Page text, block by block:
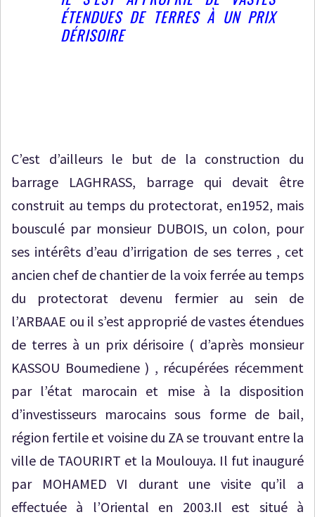
ÉTENDUES DE TERRES À UN PRIX
DÉRISOIRE
C’est d’ailleurs le but de la construction du
barrage LAGHRASS, barrage qui devait être
construit au temps du protectorat, en1952, mais
bousculé par monsieur DUBOIS, un colon, pour
ses intérêts d’eau d’irrigation de ses terres , cet
ancien chef de chantier de la voix ferrée au temps
du protectorat devenu fermier au sein de
l’ARBAAE ou il s’est approprié de vastes étendues
de terres à un prix dérisoire ( d’après monsieur
KASSOU Boumediene ) , récupérées récemment
par l’état marocain et mise à la disposition
d’investisseurs marocains sous forme de bail,
région fertile et voisine du ZA se trouvant entre la
ville de TAOURIRT et la Moulouya. Il fut inauguré
par MOHAMED VI durant une visite qu’il a
effectuée à l’Oriental en 2003.Il est situé à